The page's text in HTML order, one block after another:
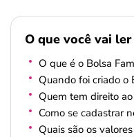
O que você vai
O que é o Bolsa
Quando foi criado o
Quem tem direito
Como se cadastrar
Quais são os